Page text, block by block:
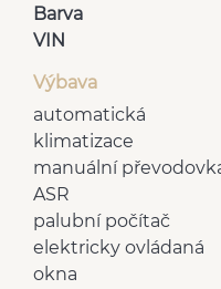
Barva
VIN
Výbava
automatická
klimatizace
manuální
ASR
palubní počítač
elektricky ovládaná
okna